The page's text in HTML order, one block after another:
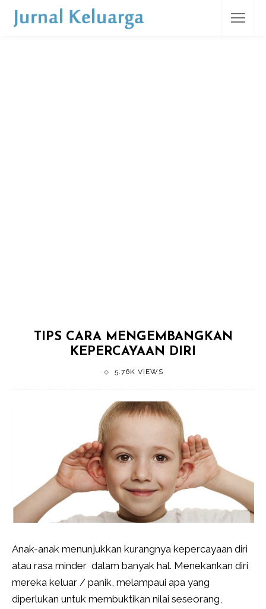
TIPS CARA MENGEMBANGKAN
KEPERCAYAAN DIRI
5.76K VIEWS
Anak-anak menunjukkan kurangnya kepercayaan diri
atau rasa minder dalam banyak hal. Menekankan diri
mereka keluar / panik, melampaui apa yang
diperlukan untuk membuktikan nilai seseorang,